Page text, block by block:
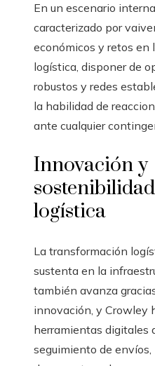
En un escenario
caracterizado por
económicos y retos en
logística, disponer de
robustos y redes
la habilidad de
ante cualquier
Innovación y
logística
La transformación
sustenta en la
también avanza
innovación, y Crowley
herramientas digitales
seguimiento de envíos,